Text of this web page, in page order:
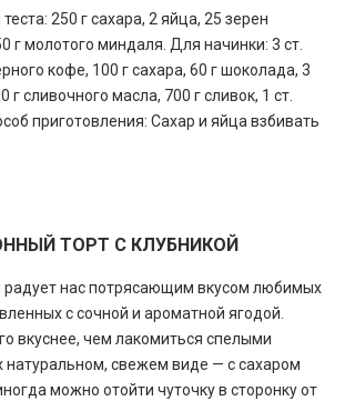
250 г сахара, 2 яйца, 25 зерен
г молотого миндаля. Для начинки: 3 ст.
кофе, 100 г сахара, 60 г шоколада, 3
г сливочного масла, 700 г сливок, 1 ст.
приготовления: Сахар и яйца взбивать
ТОРТ С КЛУБНИКОЙ
радует нас потрясающим вкусом любимых
с сочной и ароматной ягодой.
вкуснее, чем лакомиться спелыми
натуральном, свежем виде — с сахаром
можно отойти чуточку в сторонку от